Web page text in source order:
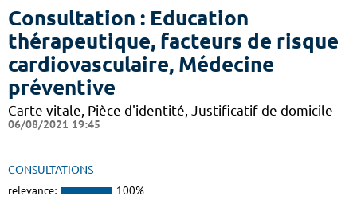
Consultation : Education
thérapeutique, facteurs de risque
cardiovasculaire, Médecine
préventive
Carte vitale, Pièce d'identité, Justificatif de domicile
06/08/2021 19:45
CONSULTATIONS
relevance: 100%